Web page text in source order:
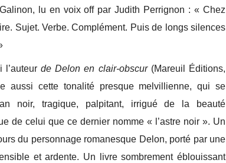
lu en voix off par Judith Perrignon : « Chez
Sujet. Verbe. Complément. Puis de longs silences
l’auteurde Delon en clair-obscur(Mareuil Éditions,
aussi cette tonalité presque melvillienne, qui se
noir, tragique, palpitant, irrigué de la beauté
de celui que ce dernier nomme « l’astre noir ». Un
du personnage romanesque Delon, porté par une
et ardente. Un livre sombrement éblouissant